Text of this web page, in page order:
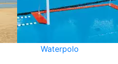
Waterpolo